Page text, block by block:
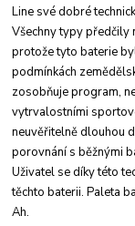
Line své dobré
Všechnytypy předčily
protože tyto baterie
podmínkách
zosobňuje program,
vytrvalostními
neuvěřitelně dlouhou
porovnání s běžnými
Uživatel se díky této
těchto baterii. Paleta
Ah.